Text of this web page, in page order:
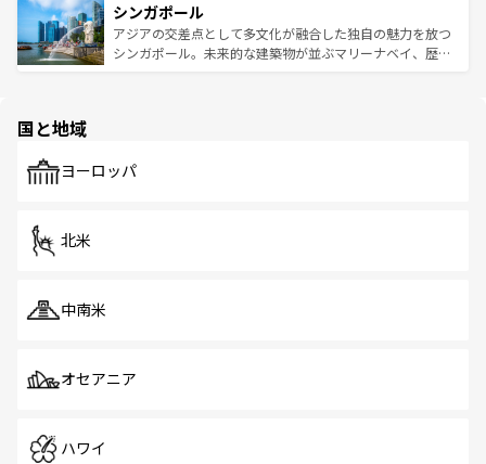
参照してほしい。
激する。気候は一年中温暖で、どの季節にも異なる楽しみ
が待っている。親しみやすいタイの人々、仏教を中心とし
た文化、そして多様な観光資源が、訪れる旅人を魅了し続
み、どこを訪れても感動するはず。観光スポットが密集し
ており、効率よく見どころを回れるのも魅力。息をのむよ
うな絶景から文化的な体験まで、香港を存分に楽しみ尽く
シンガポール
アジアの交差点として多文化が融合した独自の魅力を放つ
シンガポール。未来的な建築物が並ぶマリーナベイ、歴史
で、ホーカーズは地元の風情を楽しめる外せないスポット
国と地域
ヨーロッパ
北米
中南米
オセアニア
ハワイ